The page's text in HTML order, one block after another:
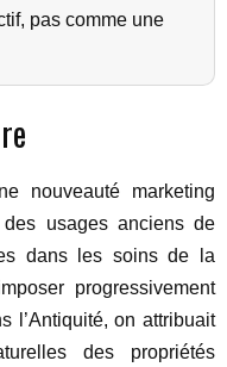
pas comme une
nouveauté marketing
usages anciens de
dans les soins de la
progressivement
l’Antiquité, on attribuait
des propriétés